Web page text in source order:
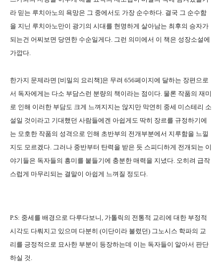
라 믿는 루치아노의 욕망은 그 중에서도 가장 순수하다. 결국 그 순수함
을 지닌 루치아노만이 광기의 시대를 현명하게 살아남는 최후의 승자가
되는건 어찌보면 당연한 수순일게다. 그런 의미에서 이 책은 성장소설에
가깝다.
한가지 문제라면 [비밀의 요리책]은 무려 656페이지에 달하는 장편으로
서 독자에게는 다소 부담스런 분량의 책이라는 점이다. 물론 작품의 재미
로 인해 이러한 부담도 크게 느껴지지는 않지만 막연히 중세 미스테리 소
설일 것이라고 기대했던 사람들에겐 아쉽게도 딱히 장르를 규정하기에
는 모호한 작품의 성격으로 인해 초반부의 전개부분에서 지루함을 느낄
지도 모르겠다. 그러나 중반부터 탄력을 받은 듯 스피디하게 전개되는 이
야기들은 독자들의 흥미를 붙들기에 충분한 매력을 지녔다. 오히려 급작
스럽게 마무리되는 결말이 아쉽게 느껴질 정도다.
P.S: 중세를 배경으로 다루다보니, 가톨릭의 전통적 교리에 대한 부정적
시각도 다뤄지고 있으며 다분히 (이단이라 불렸던) 그노시스 학파의 교
리를 긍정적으로 묘사한 부분이 등장하는데 이는 독자들이 알아서 판단
하실 것.